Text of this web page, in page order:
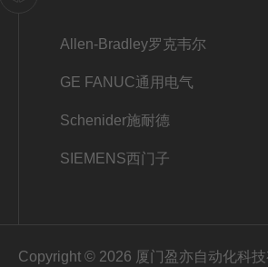
Allen-Bradley罗克韦尔
GE FANUC通用电气
Schenider施耐德
SIEMENS西门子
Copyright © 2026 厦门盈亦自动化科